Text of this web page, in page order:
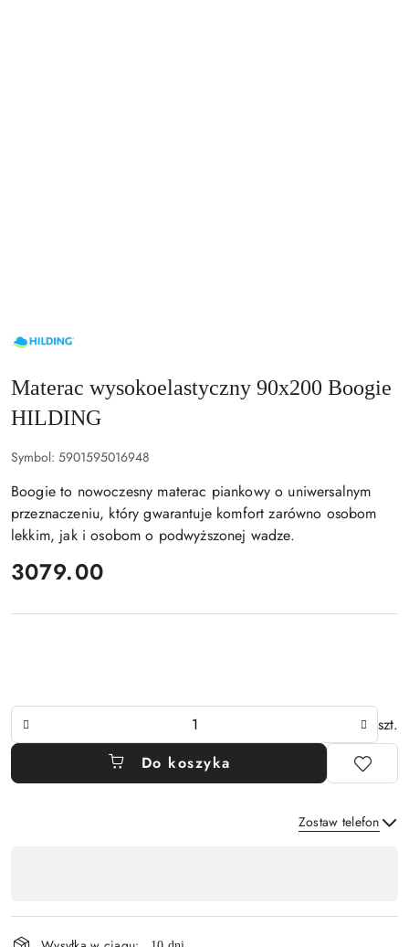
NAZWA
PRODUCENTA:
Materac wysokoelastyczny 90x200 Boogie
HILDING
Symbol: 5901595016948
Boogie to nowoczesny materac piankowy o uniwersalnym
przeznaczeniu, który gwarantuje komfort zarówno osobom
lekkim, jak i osobom o podwyższonej wadze.
cena:
3079.00
szt.
Do koszyka
Zostaw telefon
i